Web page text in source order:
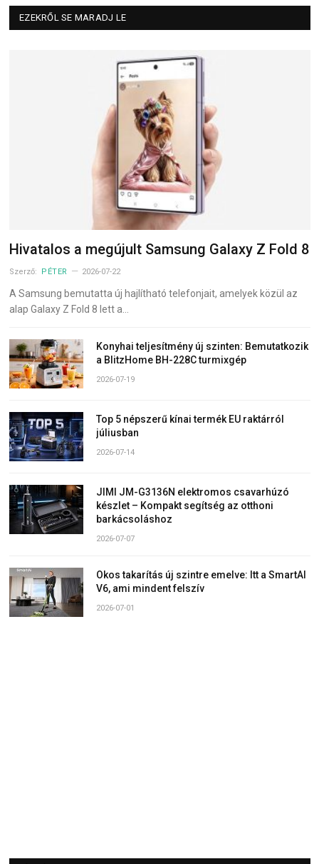
EZEKRŐL SE MARADJ LE
Hivatalos a megújult Samsung Galaxy Z Fold 8
Szerző: PÉTER 2026-07-22
A Samsung bemutatta új hajlítható telefonjait, amelyek közül az
alap Galaxy Z Fold 8 lett a…
Konyhai teljesítmény új szinten: Bemutatkozik
a BlitzHome BH-228C turmixgép
2026-07-19
Top 5 népszerű kínai termék EU raktárról
júliusban
2026-07-14
JIMI JM-G3136N elektromos csavarhúzó
készlet – Kompakt segítség az otthoni
barkácsoláshoz
2026-07-07
Okos takarítás új szintre emelve: Itt a SmartAI
V6, ami mindent felszív
2026-07-01